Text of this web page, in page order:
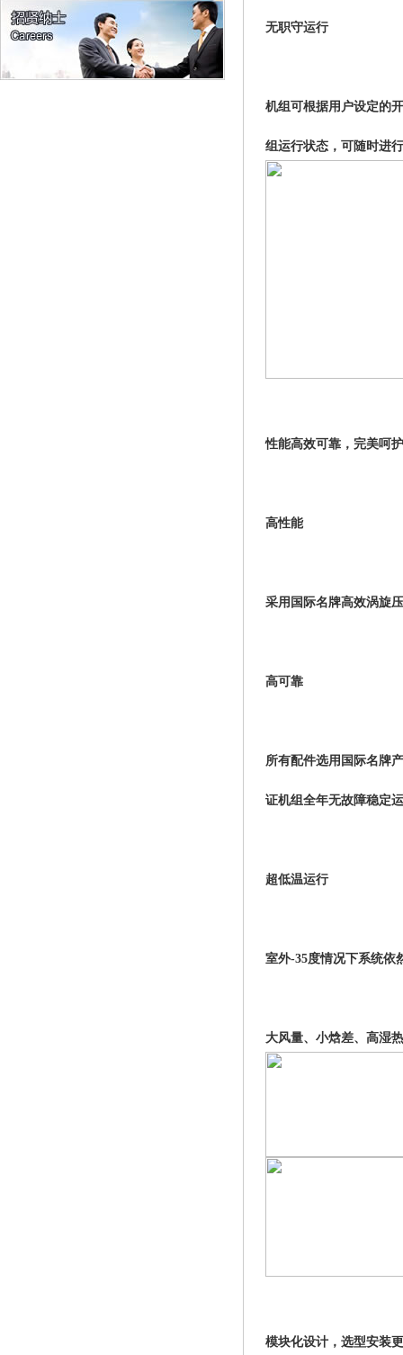
无职守运行
机组可根据用户设定的
组运行状态，可随时进
性能高效可靠，完美呵
高性能
采用国际名牌高效涡旋
高可靠
所有配件选用国际名牌
证机组全年无故障稳定
超低温运行
室外-35度情况下系统依
大风量、小焓差、高湿热
模块化设计，选型安装